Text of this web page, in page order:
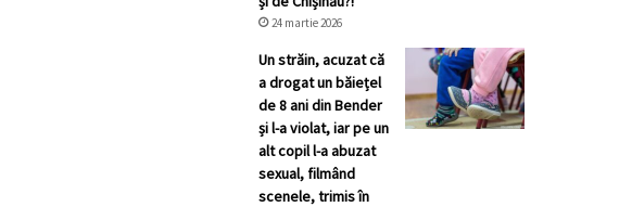
24 martie 2026
Un străin, acuzat că
a drogat un băiețel
de 8 ani din Bender
și l-a violat, iar pe un
alt copil l-a abuzat
sexual, filmând
scenele, trimis în